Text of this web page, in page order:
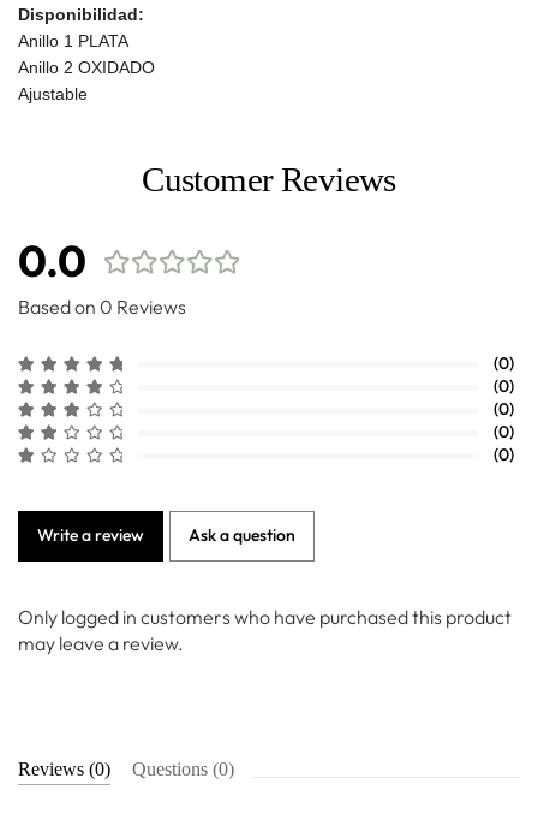
Disponibilidad:
Anillo 1 PLATA
Anillo 2 OXIDADO
Ajustable
Customer Reviews
0.0
Based on 0 Reviews
(0)
(0)
(0)
(0)
(0)
Write a review Ask a question
Only logged in customers who have purchased this product
may leave a review.
Reviews (0) Questions (0)